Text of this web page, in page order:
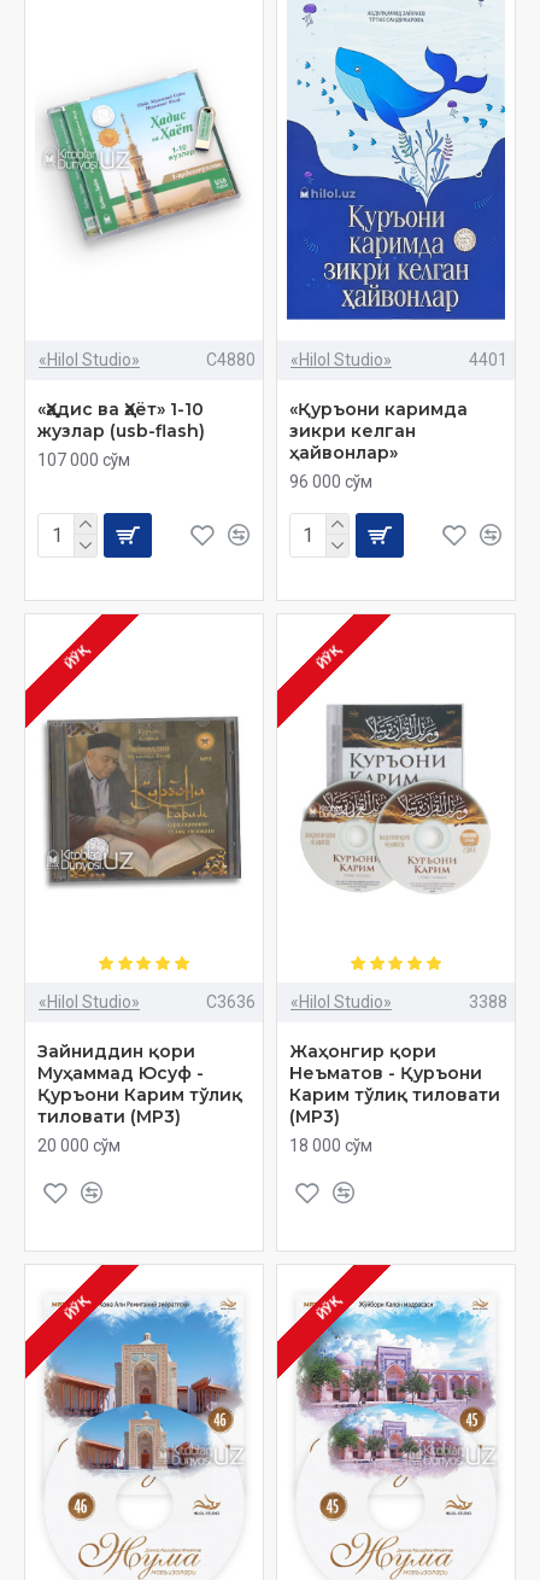
«Hilol Studio» C4880
«Ҳадис ва Ҳаёт» 1-10
жузлар (usb-flash)
107 000 сўм
«Hilol Studio» 4401
«Қуръони каримда
зикри келган
ҳайвонлар»
96 000 сўм
ЙЎҚ
«Hilol Studio» C3636
Зайниддин қори
Муҳаммад Юсуф -
Қуръони Карим тўлиқ
тиловати (МР3)
20 000 сўм
ЙЎҚ
«Hilol Studio» 3388
Жаҳонгир қори
Неъматов - Қуръони
Карим тўлиқ тиловати
(МР3)
18 000 сўм
ЙЎҚ ЙЎҚ